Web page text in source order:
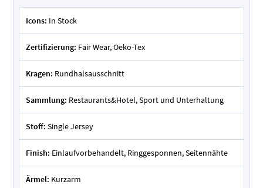
Icons: In Stock
Zertifizierung: Fair Wear, Oeko-Tex
Kragen: Rundhalsausschnitt
Sammlung: Restaurants&Hotel, Sport und Unterhaltung
Stoff: Single Jersey
Finish: Einlaufvorbehandelt, Ringgesponnen, Seitennähte
Ärmel: Kurzarm